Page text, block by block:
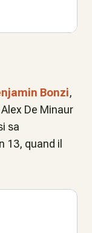
Bonzi,
De Minaur
sa
13, quand il